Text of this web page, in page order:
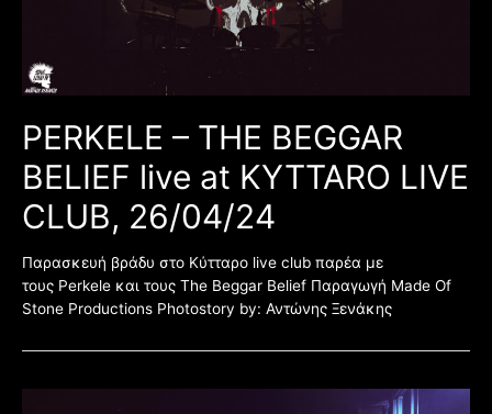
PERKELE – THE BEGGAR
BELIEF live at KYTTARO LIVE
CLUB, 26/04/24
Παρασκευή βράδυ στο Κύτταρο live club παρέα με
τους Perkele και τους The Beggar Belief Παραγωγή Made Of
Stone Productions Photostory by: Αντώνης Ξενάκης